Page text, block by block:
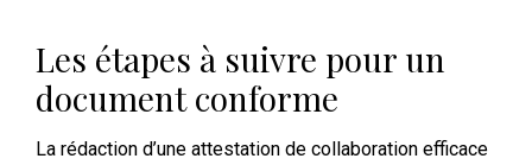
Les étapes à suivre pour un
document conforme
La rédaction d’une attestation de collaboration efficace